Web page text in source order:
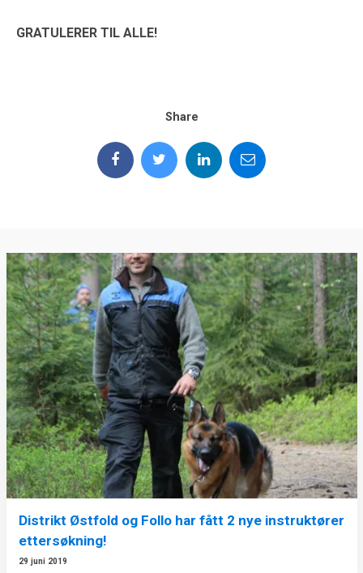
GRATULERER TIL ALLE!
Share
Distrikt Østfold og Follo har fått 2 nye instruktører
ettersøkning!
29 juni 2019